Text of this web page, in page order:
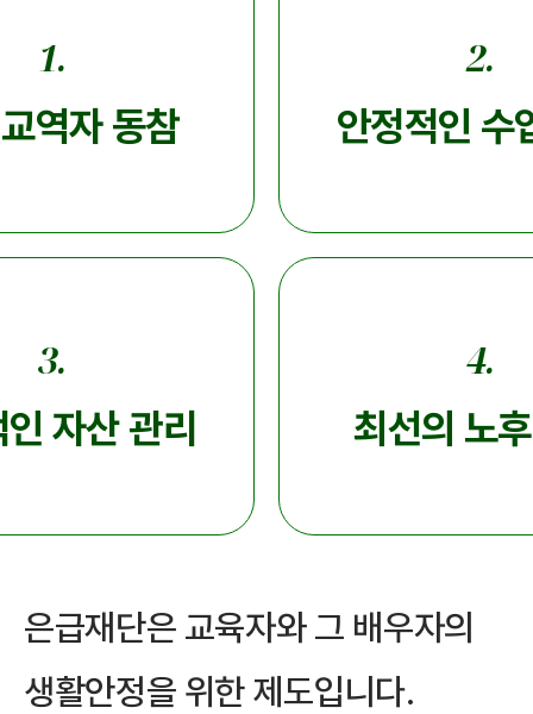
1.
역자 동참
2.
안정적인 수
3.
자산 관리
4.
최선의 노
은급재단은 교육자와 그 배우자의
생활안정을 위한 제도입니다.